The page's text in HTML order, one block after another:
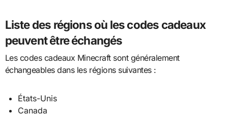
Liste des régions où les codes cadeaux
peuvent être échangés
Les codes cadeaux Minecraft sont généralement
échangeables dans les régions suivantes :
États-Unis
Canada